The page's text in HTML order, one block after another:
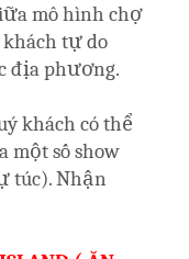
mô hình chợ
khách tự do
địa phương.
khách có thể
một số show
túc). Nhận